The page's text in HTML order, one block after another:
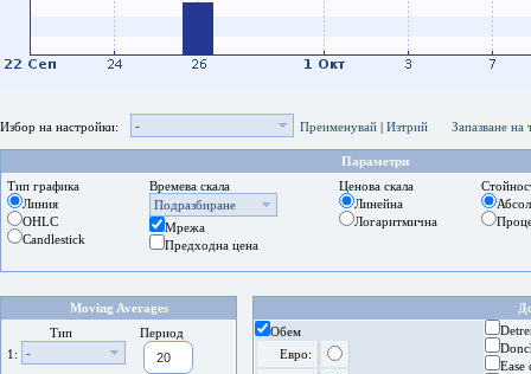
Избор на настройки: - Преименувай | Изтрий Запазване на
Параметри
Тип графика
Линия
OHLC
Candlestick
Времева скала
Подразбиране
Мрежа
Предходна цена
Ценова скала
Линейна
Логаритмична
Moving Averages
Тип
Период
1:
-
Обем
Евро:
Ease